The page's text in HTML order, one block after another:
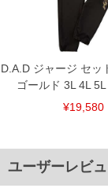
D.A.D ジャージ セッ
ゴールド 3L 4L 5L
¥19,580
ユーザーレビ